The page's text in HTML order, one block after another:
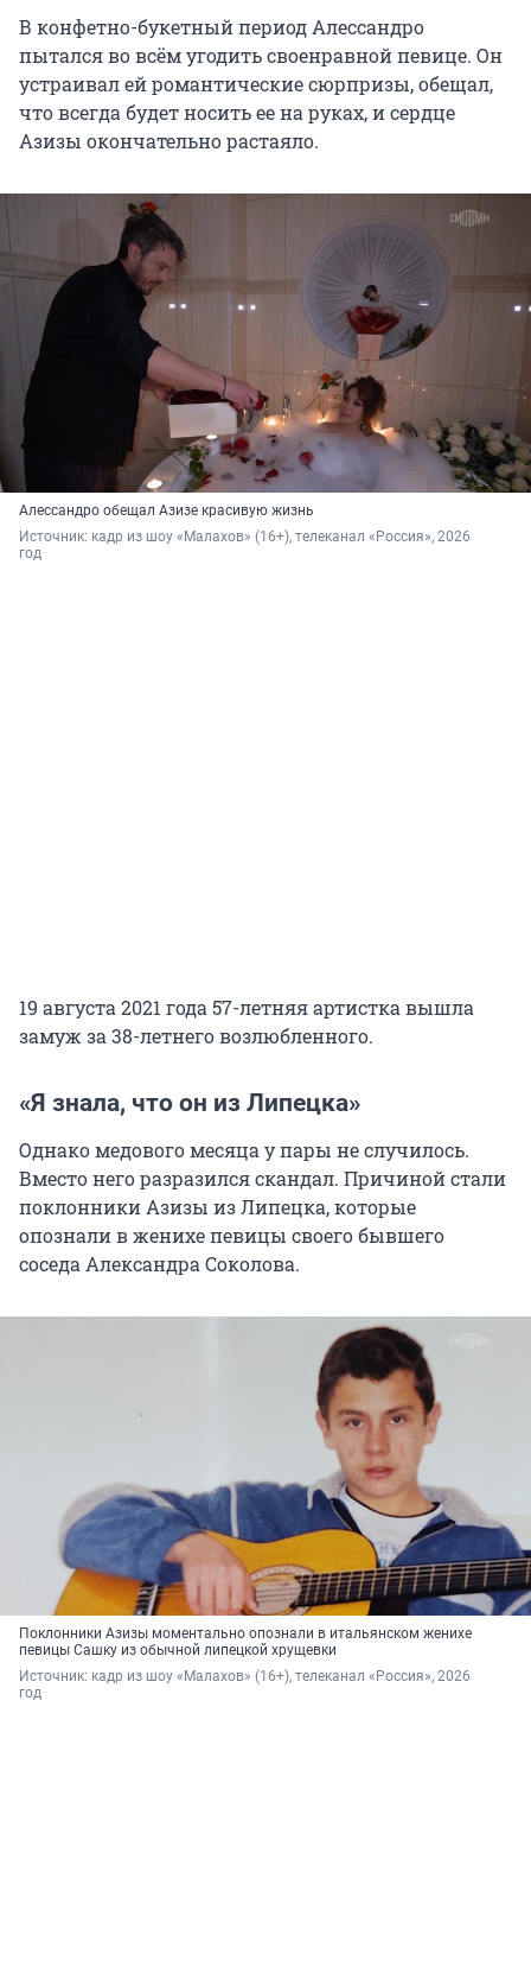
В конфетно-букетный период Алессандро
пытался во всём угодить своенравной певице. Он
устраивал ей романтические сюрпризы, обещал,
что всегда будет носить ее на руках, и сердце
Азизы окончательно растаяло.
Алессандро обещал Азизе красивую жизнь
Источник: кадр из шоу «Малахов» (16+), телеканал «Россия», 2026
год
19 августа 2021 года 57-летняя артистка вышла
замуж за 38-летнего возлюбленного.
«Я знала, что он из Липецка»
Однако медового месяца у пары не случилось.
Вместо него разразился скандал. Причиной стали
поклонники Азизы из Липецка, которые
опознали в женихе певицы своего бывшего
соседа Александра Соколова.
Поклонники Азизы моментально опознали в итальянском женихе
певицы Сашку из обычной липецкой хрущевки
Источник: кадр из шоу «Малахов» (16+), телеканал «Россия», 2026
год